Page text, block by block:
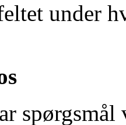
under
spørgsmål